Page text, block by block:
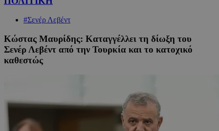
#Σενέρ Λεβέντ
Κώστας Μαυρίδης: Καταγγέλλει τη δίωξη του
Σενέρ Λεβέντ από την Τουρκία και το κατοχικό
καθεστώς